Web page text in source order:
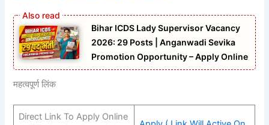
Bihar ICDS Lady Supervisor Vacancy
2026: 29 Posts | Anganwadi Sevika
Promotion Opportunity – Apply Online
महत्वपूर्ण लिंक
Direct Link To Apply Online